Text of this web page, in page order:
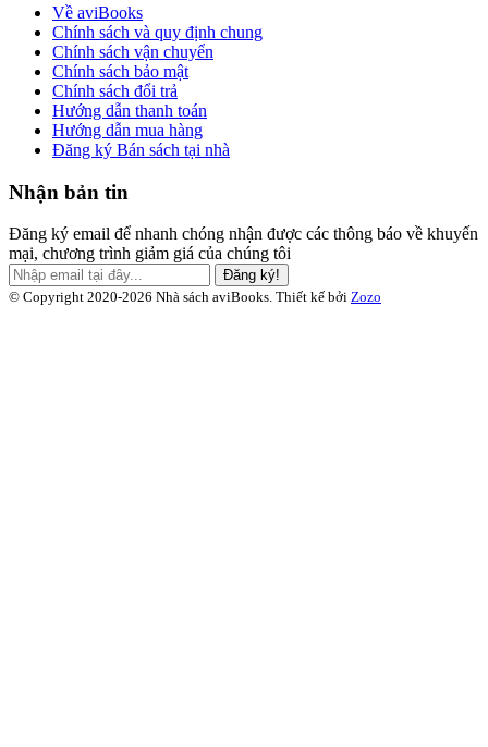
Về aviBooks
Chính sách và quy định chung
Chính sách vận chuyển
Chính sách bảo mật
Chính sách đổi trả
Hướng dẫn thanh toán
Hướng dẫn mua hàng
Đăng ký Bán sách tại nhà
Nhận bản tin
Đăng ký email để nhanh chóng nhận được các thông báo về khuyến
mại, chương trình giảm giá của chúng tôi
Đăng ký!
© Copyright 2020-2026 Nhà sách aviBooks. Thiết kế bởi Zozo